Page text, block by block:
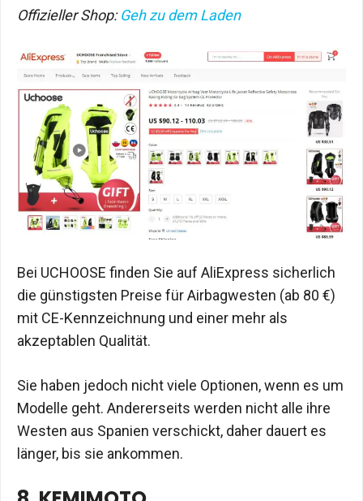
Offizieller Shop:Geh zu dem Laden
Bei UCHOOSE finden Sie auf AliExpress sicherlich
die günstigsten Preise für Airbagwesten (ab 80 €)
mit CE-Kennzeichnung und einer mehr als
akzeptablen Qualität.
Sie haben jedoch nicht viele Optionen, wenn es um
Modelle geht. Andererseits werden nicht alle ihre
Westen aus Spanien verschickt, daher dauert es
länger, bis sie ankommen.